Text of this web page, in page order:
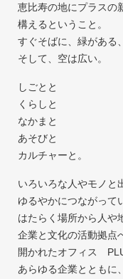
恵比寿の地にプラスの
構えるということ。
すぐそばに、緑がある
そして、空は広い。
しごとと
くらしと
なかまと
あそびと
カルチャーと。
いろいろな人やモノと
ゆるやかにつながって
はたらく場所から人や
企業と文化の活動拠点
開かれたオフィス
あらゆる企業とともに